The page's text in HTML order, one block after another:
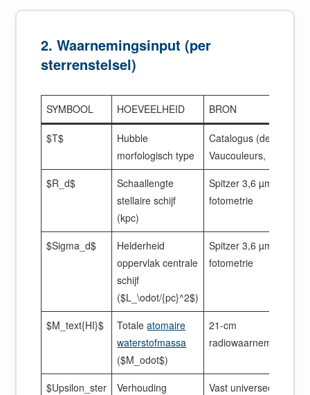
2. Waarnemingsinput (per
sterrenstelsel)
SYMBOOL HOEVEELHEID BRON
$T$
Hubble
morfologisch type
Catalogus (de
Vaucouleurs, SPARC)
$R_d$
Schaallengte
stellaire schijf
(kpc)
Spitzer 3,6 µm
fotometrie
$Sigma_d$
Helderheid
oppervlak centrale
schijf
($L_\odot/{pc}^2$)
Spitzer 3,6 µm
fotometrie
$M_text{HI}$ Totaleatomaire
waterstofmassa
($M_odot$)
21-cm
radiowaarnemingen
$Upsilon_ster
Verhouding
Vast universeel: